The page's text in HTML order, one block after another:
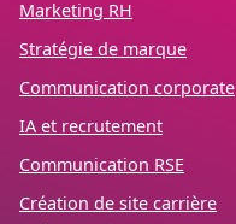
Marketing RH
Stratégie de marque
Communication corporate
IA et recrutement
Communication RSE
Création de site carrière